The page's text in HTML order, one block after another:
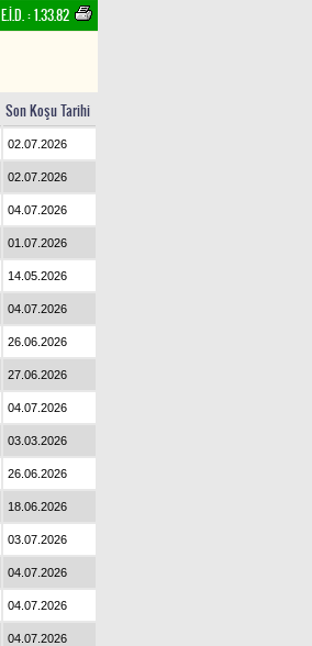
E.İ.D. :1.33.82
Son Koşu Tarihi
02.07.2026
02.07.2026
04.07.2026
01.07.2026
14.05.2026
04.07.2026
26.06.2026
27.06.2026
04.07.2026
03.03.2026
26.06.2026
18.06.2026
03.07.2026
04.07.2026
04.07.2026
04.07.2026